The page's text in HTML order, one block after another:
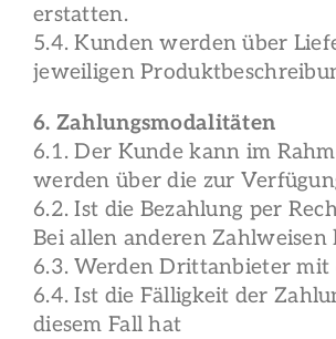
erstatten.
5.4. Kunden werden über
jeweiligen
6. Zahlungsmodalitäten
6.1. Der Kunde kann im
werden über die zur
6.2. Ist die Bezahlung per
Bei allen anderen
6.3. Werden Drittanbieter mit
6.4. Ist die Fälligkeit der
diesem Fall hat